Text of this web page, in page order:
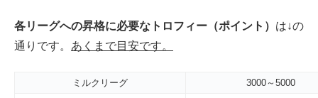
各リーグへの昇格に必要なトロフィー（ポイント） は↓の
通りです。 あくまで目安です。
ミルクリーグ
3000～5000